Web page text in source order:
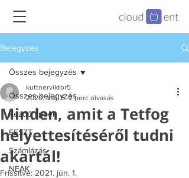
Bejegyzés
Összes bejegyzés
Kezdő tippek
EESZT
Számlázás
NEAK
Összes bejegyzés
Minden, amit a Tetfog
helyettesítéséről tudni
akartál!
kuttnerviktor5
2020. máj. 5. 2 perc olvasás
Frissítve: 2021. jún. 1.